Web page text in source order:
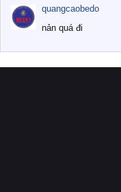
quangcaobedo
nản quá đi